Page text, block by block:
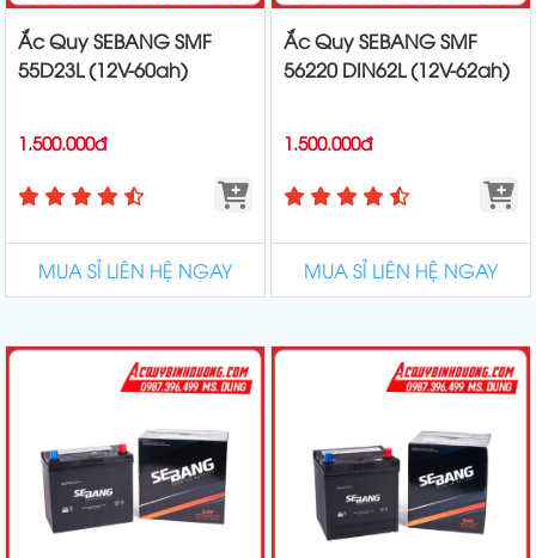
Ắc Quy SEBANG SMF
55D23L (12V-60ah)
1.500.000đ
MUA SỈ LIÊN HỆ NGAY
Ắc Quy SEBANG SMF
56220 DIN62L (12V-62ah)
1.500.000đ
MUA SỈ LIÊN HỆ NGAY